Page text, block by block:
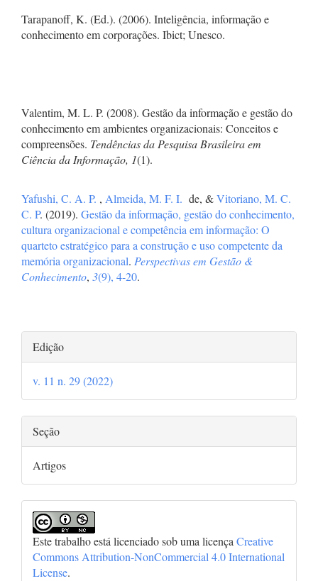
Tarapanoff, K. (Ed.). (2006). Inteligência, informação e
conhecimento em corporações. Ibict; Unesco.
Valentim, M. L. P. (2008). Gestão da informação e gestão do
conhecimento em ambientes organizacionais: Conceitos e
compreensões. Tendências da Pesquisa Brasileira em
Ciência da Informação, 1(1).
Yafushi, C. A. P. , Almeida, M. F. I. de, &Vitoriano, M. C.
C. P. (2019). Gestão da informação, gestão do conhecimento,
cultura organizacional e competência em informação: O
quarteto estratégico para a construção e uso competente da
memória organizacional. Perspectivas em Gestão &
Conhecimento, 3(9), 4-20.
Detalhes
do
artigo
Edição
v. 11 n. 29 (2022)
Seção
Artigos
Este trabalho está licenciado sob uma licençaCreative
Commons Attribution-NonCommercial 4.0 International
License.